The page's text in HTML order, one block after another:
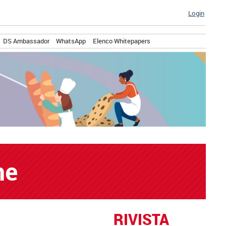
Login
DS Ambassador WhatsApp Elenco Whitepapers
RIVISTA